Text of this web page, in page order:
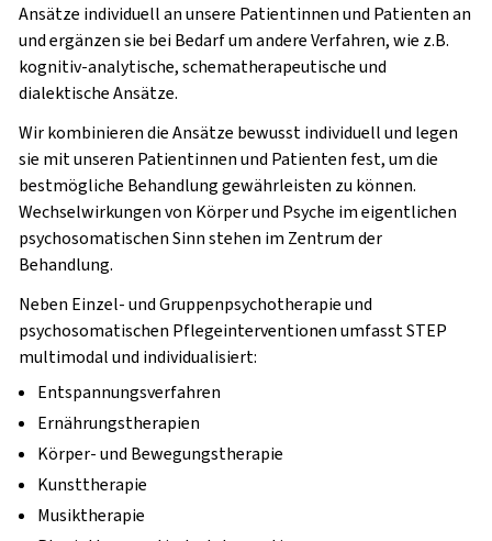
Ansätze individuell an unsere Patientinnen und Patienten an
und ergänzen sie bei Bedarf um andere Verfahren, wie z.B.
kognitiv-analytische, schematherapeutische und
dialektische Ansätze.
Wir kombinieren die Ansätze bewusst individuell und legen
sie mit unseren Patientinnen und Patienten fest, um die
bestmögliche Behandlung gewährleisten zu können.
Wechselwirkungen von Körper und Psyche im eigentlichen
psychosomatischen Sinn stehen im Zentrum der
Behandlung.
Neben Einzel- und Gruppenpsychotherapie und
psychosomatischen Pflegeinterventionen umfasst STEP
multimodal und individualisiert:
Entspannungsverfahren
Ernährungstherapien
Körper- und Bewegungstherapie
Kunsttherapie
Musiktherapie